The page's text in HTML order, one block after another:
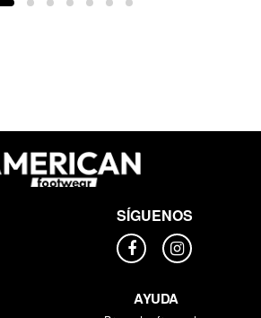
SÍGUENOS
AYUDA